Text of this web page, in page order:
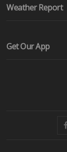
Weather Report
Get Our App